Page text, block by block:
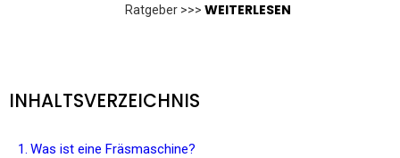
Ratgeber >>> WEITERLESEN
INHALTSVERZEICHNIS
Was ist eine Fräsmaschine?